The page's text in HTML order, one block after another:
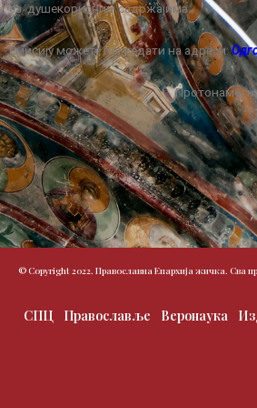
са душекорисним садржајима.
Емисију можете погледати на адреси:
© Copyright 2022. Православна Епархија жичка. Сва
СПЦ Православље Веронаука